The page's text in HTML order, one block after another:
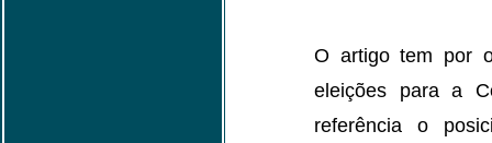
O artigo tem por
eleições para a
referência o